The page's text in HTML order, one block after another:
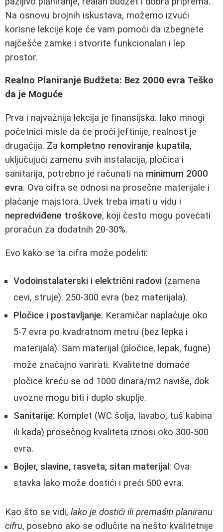
Na osnovu brojnih iskustava, možemo izvući
korisne lekcije koje će vam pomoći da izbegnete
najčešće zamke i stvorite funkcionalan i lep
prostor.
Realno Planiranje Budžeta: Bez 2000 evra Teško
da je Moguće
Prva i najvažnija lekcija je finansijska. Iako mnogi
početnici misle da će proći jeftinije, realnost je
drugačija. Za kompletno renoviranje kupatila,
uključujući zamenu svih instalacija, pločica i
sanitarija, potrebno je računati na minimum 2000
evra. Ova cifra se odnosi na prosečne materijale i
plaćanje majstora. Uvek treba imati u vidu i
nepredviđene troškove, koji često mogu povećati
proračun za dodatnih 20-30%.
Evo kako se ta cifra može podeliti:
Vodoinstalaterski i električni radovi (zamena
cevi, struje): 250-300 evra (bez materijala).
Pločice i postavljanje: Keramičar naplaćuje oko
5-7 evra po kvadratnom metru (bez lepka i
materijala). Sam materijal (pločice, lepak, fugne)
može značajno varirati. Kvalitetne domaće
pločice kreću se od 1000 dinara/m2 naviše, dok
uvozne mogu biti i duplo skuplje.
Sanitarije: Komplet (WC šolja, lavabo, tuš kabina
ili kada) prosečnog kvaliteta iznosi oko 300-500
evra.
Bojler, slavine, rasveta, sitan materijal : Ova
stavka lako može dostići i preći 500 evra.
Kao što se vidi, lako je dostići ili premašiti planiranu
cifru, posebno ako se odlučite na nešto kvalitetnije